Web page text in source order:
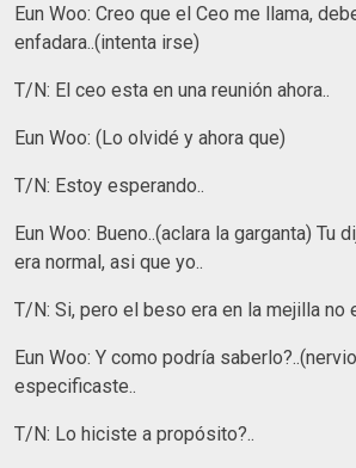
Eun Woo: Creo que el Ceo me llama,
enfadara..(intenta irse)
T/N: El ceo esta en una reunión ahora..
Eun Woo: (Lo olvidé y ahora que)
T/N: Estoy esperando..
Eun Woo: Bueno..(aclara la garganta) Tu
era normal, asi que yo..
T/N: Si, pero el beso era en la mejilla no
Eun Woo: Y como podría
especificaste..
T/N: Lo hiciste a propósito?..